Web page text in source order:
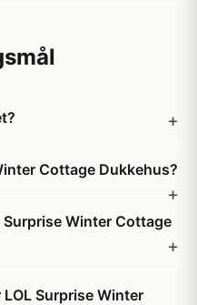
Cottage Dukkehus?
Winter Cottage
Surprise Winter